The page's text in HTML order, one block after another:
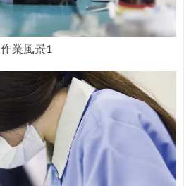
作業風景1